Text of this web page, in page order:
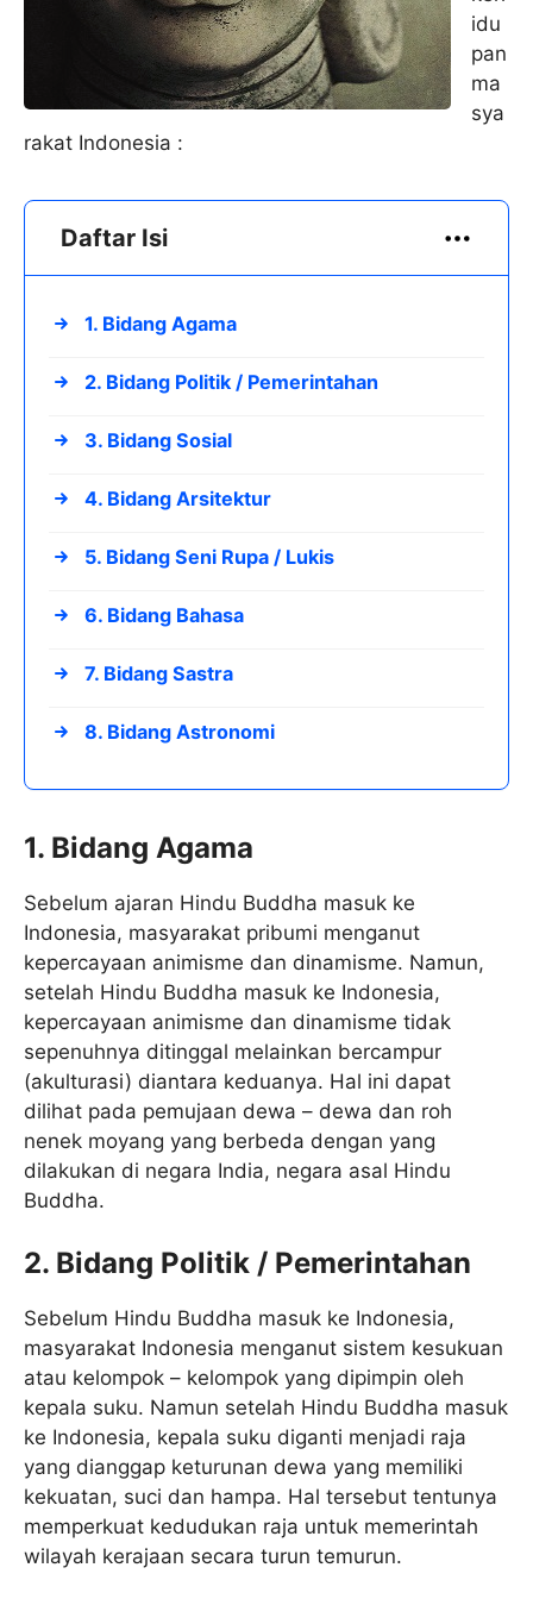
idu
pan
ma
sya
rakat Indonesia :
Daftar Isi
1. Bidang Agama
2. Bidang Politik / Pemerintahan
3. Bidang Sosial
4. Bidang Arsitektur
5. Bidang Seni Rupa / Lukis
6. Bidang Bahasa
7. Bidang Sastra
8. Bidang Astronomi
1. Bidang Agama
Sebelum ajaran Hindu Buddha masuk ke
Indonesia, masyarakat pribumi menganut
kepercayaan animisme dan dinamisme. Namun,
setelah Hindu Buddha masuk ke Indonesia,
kepercayaan animisme dan dinamisme tidak
sepenuhnya ditinggal melainkan bercampur
(akulturasi) diantara keduanya. Hal ini dapat
dilihat pada pemujaan dewa – dewa dan roh
nenek moyang yang berbeda dengan yang
dilakukan di negara India, negara asal Hindu
Buddha.
2. Bidang Politik / Pemerintahan
Sebelum Hindu Buddha masuk ke Indonesia,
masyarakat Indonesia menganut sistem kesukuan
atau kelompok – kelompok yang dipimpin oleh
kepala suku. Namun setelah Hindu Buddha masuk
ke Indonesia, kepala suku diganti menjadi raja
yang dianggap keturunan dewa yang memiliki
kekuatan, suci dan hampa. Hal tersebut tentunya
memperkuat kedudukan raja untuk memerintah
wilayah kerajaan secara turun temurun.